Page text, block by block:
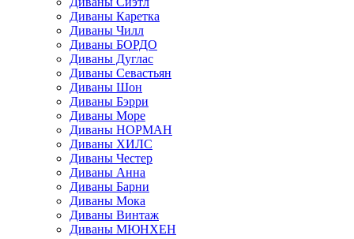
Диваны Каретка
Диваны Чилл
Диваны БОРДО
Диваны Дуглас
Диваны Севастьян
Диваны Шон
Диваны Бэрри
Диваны Море
Диваны НОРМАН
Диваны ХИЛС
Диваны Честер
Диваны Анна
Диваны Барни
Диваны Мока
Диваны Винтаж
Диваны МЮНХЕН